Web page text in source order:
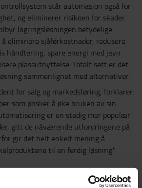
står automasjon også for
og eliminerer risikoen for skader
lagringsløsningen betydelige
eliminere sjåførkostnader, redusere
håndtering, spare energi med jevn
plassutnyttelse. Totalt sett er det
sammenlignet med alternativer.
for salg og markedsføring, forklarer:
som ønsker å øke bruken av sin
er en stadig mer populær
gitt de nåværende utfordringene på
gir det helt enkelt mening å
til en ferdig løsning."
lagringsløsning. >>